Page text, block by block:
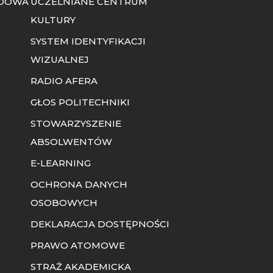
KULTURY
SYSTEM IDENTYFIKACJI
WIZUALNEJ
RADIO AFERA
GŁOS POLITECHNIKI
STOWARZYSZENIE
ABSOLWENTÓW
E-LEARNING
OCHRONA DANYCH
OSOBOWYCH
DEKLARACJA DOSTĘPNOŚCI
PRAWO ATOMOWE
STRAŻ AKADEMICKA